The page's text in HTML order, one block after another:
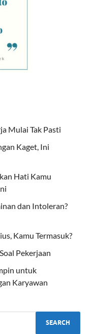
Mulai Tak Pasti
Kaget, Ini
Hati Kamu
dan Intoleran?
Kamu Termasuk?
Pekerjaan
untuk
Karyawan